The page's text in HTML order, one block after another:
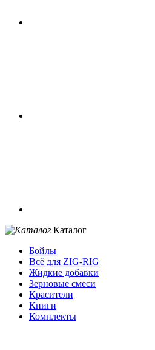
Каталог
Бойлы
Всё для ZIG-RIG
Жидкие добавки
Зерновые смеси
Красители
Книги
Комплекты